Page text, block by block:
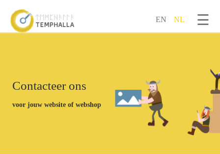
☰
EN NL
Contacteer ons
voor jouw website of webshop